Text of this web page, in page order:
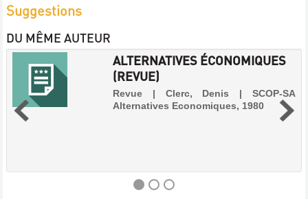
Suggestions
DU MÊME AUTEUR
ALTERNATIVES ÉCONOMIQUES
(REVUE)
Revue | Clerc, Denis | SCOP-SA
Alternatives Economiques, 1980